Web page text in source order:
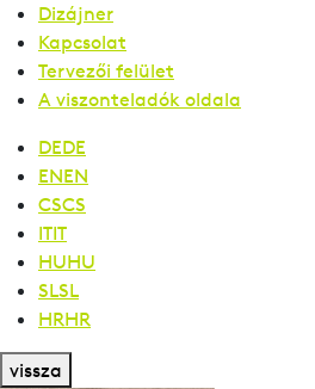
Dizájner
Kapcsolat
Tervezői felület
A viszonteladók oldala
DEDE
ENEN
CSCS
ITIT
HUHU
SLSL
HRHR
vissza